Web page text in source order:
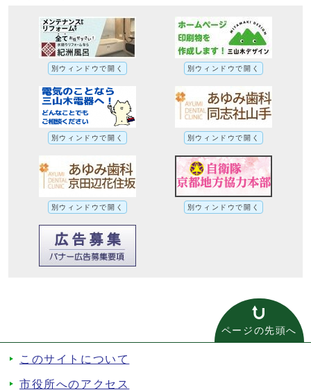
別ウィンドウで開く 別ウィンドウで開く
別ウィンドウで開く 別ウィンドウで開く
別ウィンドウで開く 別ウィンドウで開く
ページの先頭へ
このサイトについて
市役所へのアクセス